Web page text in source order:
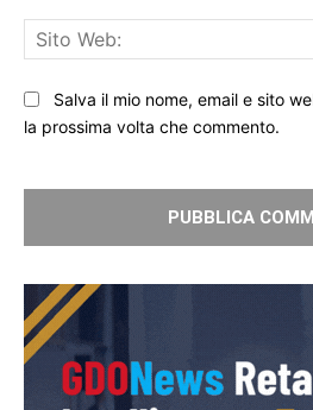
Salva il mio nome, email e sito
la prossima volta che commento.